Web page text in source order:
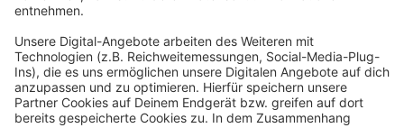
Das neue Album von OneRepublic zum
Durchhören
Anzeige